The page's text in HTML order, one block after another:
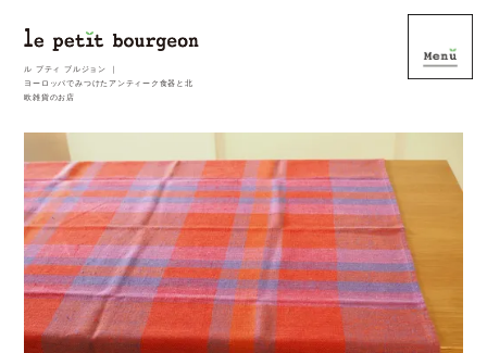
ル プティ ブルジョン ｜
ヨーロッパでみつけたアンティーク食器と北
欧雑貨のお店